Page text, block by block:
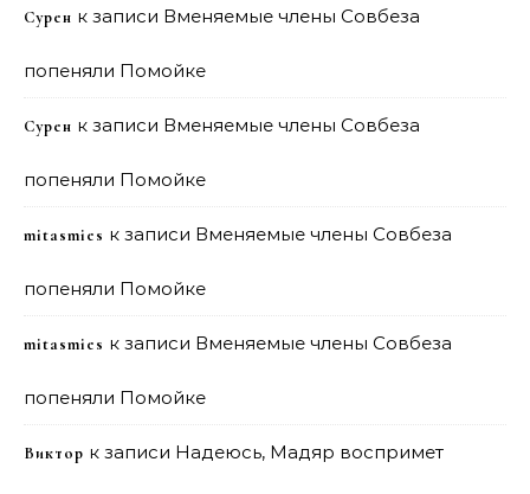
Сурен к записи Вменяемые члены Совбеза
попеняли Помойке
Сурен к записи Вменяемые члены Совбеза
попеняли Помойке
mitasmies к записи Вменяемые члены Совбеза
попеняли Помойке
mitasmies к записи Вменяемые члены Совбеза
попеняли Помойке
Виктор к записи Надеюсь, Мадяр воспримет